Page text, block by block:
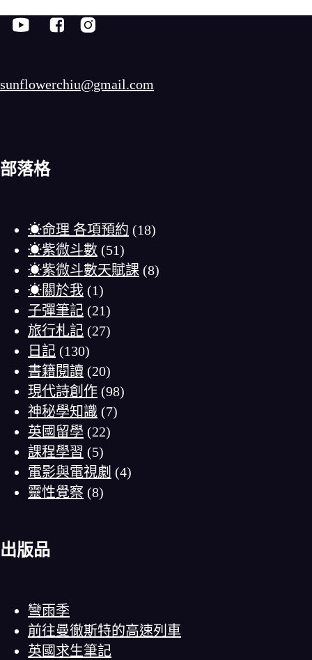
sunflowerchiu@gmail.com
部落格
☀命理 各項預約 (18)
☀紫微斗數 (51)
☀紫微斗數天賦課 (8)
☀關於我 (1)
子彈筆記 (21)
旅行札記 (27)
日記 (130)
書籍閱讀 (20)
現代詩創作 (98)
神秘學知識 (7)
英國留學 (22)
課程學習 (5)
電影與電視劇 (4)
靈性覺察 (8)
出版品
彎雨季
前往曼徹斯特的高速列車
英國求生筆記